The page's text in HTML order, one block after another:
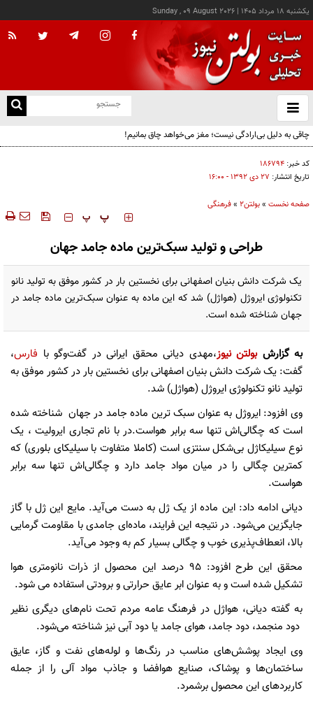
يکشنبه ۱۸ مرداد ۱۴۰۵ |
Sunday , 09 August 2026
باز
و
چاقی به دلیل بی‌ارادگی نیست؛ مغز می‌خواهد چاق بمانیم!
کد خبر: ۱۸۶۷۹۴
تاریخ انتشار: ۲۷ دی ۱۳۹۲ - ۱۶:۰۰
صفحه نخست »بولتن2 »فرهنگی
‍‍‍ پ پ
طراحی و تولید سبک‌ترین ماده جامد جهان
یک شرکت دانش بنیان اصفهانی برای نخستین بار در کشور موفق به تولید نانو
تکنولوژی ایروژل (هواژل) شد که این ماده به عنوان سبک‌ترین ماده جامد در
جهان شناخته شده است.
به گزارشبولتن نیوز،مهدی دیانی محقق ایرانی در گفت‌وگو با فارس،
گفت: یک شرکت دانش بنیان اصفهانی برای نخستین بار در کشور موفق به
تولید نانو تکنولوژی ایروژل (هواژل) شد.
وی افزود: ایروژل به عنوان سبک ترین ماده جامد در جهان شناخته شده
است که چگالی‌اش تنها سه برابر هواست.در با نام تجاری ایرولیت ، یک
نوع سیلیکاژل بی‌شکل سنتزی است (کاملا متفاوت با سیلیکای بلوری) که
کمترین چگالی را در میان مواد جامد دارد و چگالی‌اش تنها سه برابر
هواست.
دیانی ادامه داد: این ماده از یک ژل به دست می‌آید. مایع این ژل با گاز
جایگزین می‌شود. در نتیجه این فرایند، ماده‌ای جامدی با مقاومت گرمایی
بالا، انعطاف‌پذیری خوب و چگالی بسیار کم به وجود می‌آید.
محقق این طرح افزود: 95 درصد این محصول از ذرات نانومتری هوا
تشکیل شده است و به عنوان ابر عایق حرارتی و برودتی استفاده می شود.
به گفته دیانی، هواژل در فرهنگ عامه مردم تحت نام‌های دیگری نظیر
دود منجمد، دود جامد، هوای جامد یا دود آبی نیز شناخته می‌شود.
وی ایجاد پوشش‌های مناسب در رنگ‌ها و لوله‌های نفت و گاز، عایق
ساختمان‌ها و پوشاک، صنایع هوافضا و جاذب مواد آلی را از جمله
کاربردهای این محصول برشمرد.